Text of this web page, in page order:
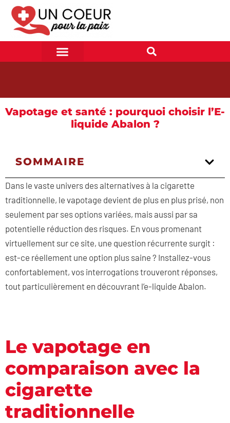
Vapotage et santé : pourquoi choisir l’E-
liquide Abalon ?
SOMMAIRE
Dans le vaste univers des alternatives à la cigarette
traditionnelle, le vapotage devient de plus en plus prisé, non
seulement par ses options variées, mais aussi par sa
potentielle réduction des risques. En vous promenant
virtuellement sur ce site, une question récurrente surgit :
est-ce réellement une option plus saine ? Installez-vous
confortablement, vos interrogations trouveront réponses,
tout particulièrement en découvrant l’e-liquide Abalon.
Le vapotage en
comparaison avec la
cigarette
traditionnelle